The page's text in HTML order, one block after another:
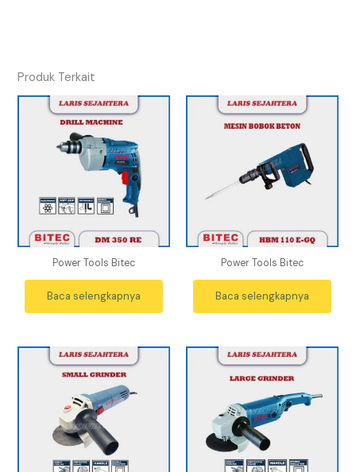
Produk Terkait
Power Tools Bitec
Baca selengkapnya
Power Tools Bitec
Baca selengkapnya